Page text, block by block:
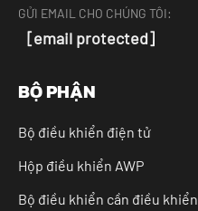
GỬI EMAIL CHO CHÚNG TÔI:
[email protected]
BỘ PHẬN
Bộ điều khiển điện tử
Hộp điều khiển AWP
Bộ điều khiển cần điều khiển